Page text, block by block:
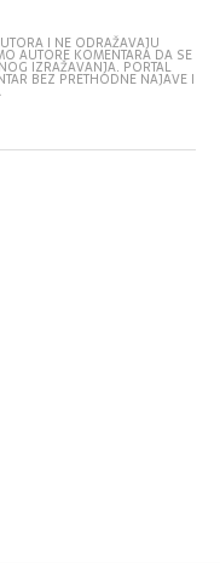
I NE ODRAŽAVAJU
AUTORE KOMENTARA DA SE
IZRAŽAVANJA. PORTAL
BEZ PRETHODNE NAJAVE I